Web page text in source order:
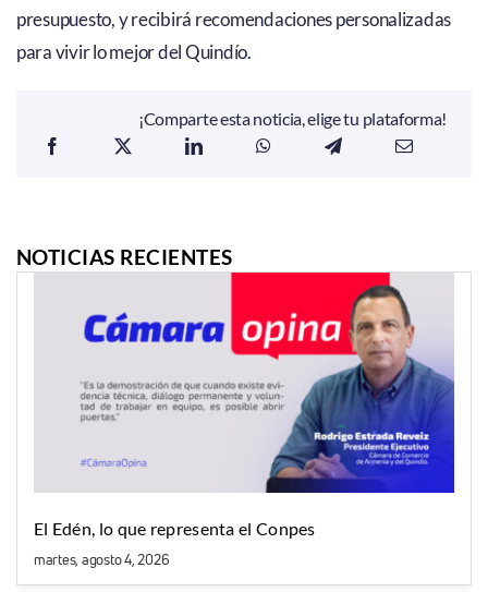
presupuesto, y recibirá recomendaciones personalizadas
para vivir lo mejor del Quindío.
¡Comparte esta noticia, elige tu plataforma!
NOTICIAS RECIENTES
El Edén, lo que representa el Conpes
martes, agosto 4, 2026